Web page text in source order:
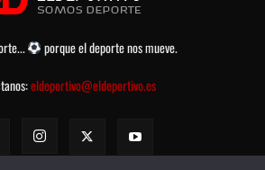
porque el deporte nos mueve.
eldeportivo@eldeportivo.es